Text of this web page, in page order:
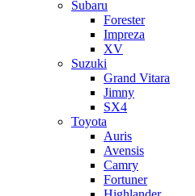
Subaru
Forester
Impreza
XV
Suzuki
Grand Vitara
Jimny
SX4
Toyota
Auris
Avensis
Camry
Fortuner